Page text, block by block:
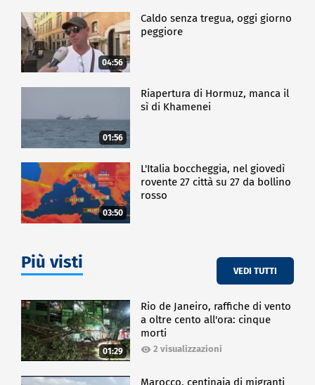
04:56
Caldo senza tregua, oggi giorno
peggiore
01:56
Riapertura di Hormuz, manca il
sì di Khamenei
03:50
L'Italia boccheggia, nel giovedì
rovente 27 città su 27 da bollino
rosso
Più visti VEDI TUTTI
01:29
Rio de Janeiro, raffiche di vento
a oltre cento all'ora: cinque
morti
2 visualizzazioni
Marocco, centinaia di migranti